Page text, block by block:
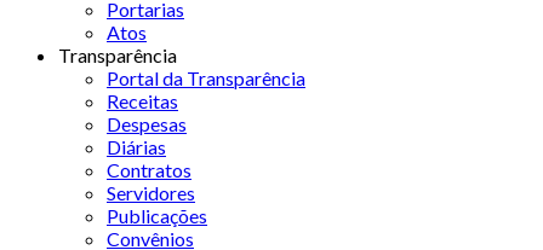
Portarias
Atos
Transparência
Portal da Transparência
Receitas
Despesas
Diárias
Contratos
Servidores
Publicações
Convênios